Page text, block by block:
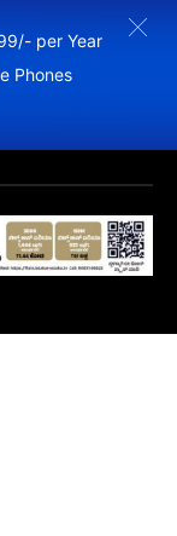
per Year
Phones